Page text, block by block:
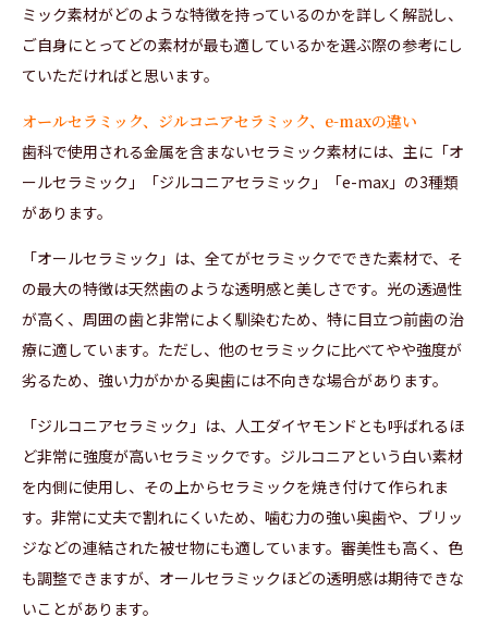
ミック素材がどのような特徴を持っているのかを詳しく解説し、
ご自身にとってどの素材が最も適しているかを選ぶ際の参考にし
ていただければと思います。
オールセラミック、ジルコニアセラミック、e-maxの違い
歯科で使用される金属を含まないセラミック素材には、主に「オ
ールセラミック」「ジルコニアセラミック」「e-max」の3種類
があります。
「オールセラミック」は、全てがセラミックでできた素材で、そ
の最大の特徴は天然歯のような透明感と美しさです。光の透過性
が高く、周囲の歯と非常によく馴染むため、特に目立つ前歯の治
療に適しています。ただし、他のセラミックに比べてやや強度が
劣るため、強い力がかかる奥歯には不向きな場合があります。
「ジルコニアセラミック」は、人工ダイヤモンドとも呼ばれるほ
ど非常に強度が高いセラミックです。ジルコニアという白い素材
を内側に使用し、その上からセラミックを焼き付けて作られま
す。非常に丈夫で割れにくいため、噛む力の強い奥歯や、ブリッ
ジなどの連結された被せ物にも適しています。審美性も高く、色
も調整できますが、オールセラミックほどの透明感は期待できな
いことがあります。